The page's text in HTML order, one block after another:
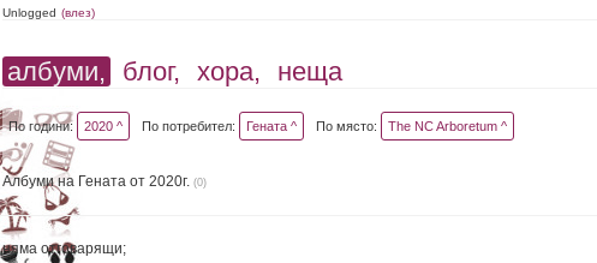
Unlogged (влез)
албуми, блог, хора, неща
По години: 2020 ^ По потребител: Гената ^ По място: The NC Arboretum ^
Албуми на Гената от 2020г. (0)
няма отговарящи;